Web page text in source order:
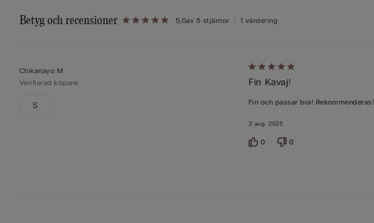
Betyg och recensioner 5,0av 5 stjärnor 1 värdering
Chikanayo M
Verifierad köpare
S
Värderad
5
av
Fin Kavaj!
Fin och passar bra! Rekommenderas!
3 aug. 2025
0 0